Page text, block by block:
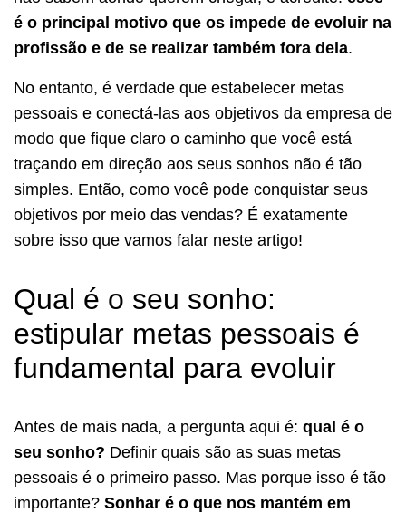
é o principal motivo que os impede de evoluir na
profissão e de se realizar também fora dela.
No entanto, é verdade que estabelecer metas
pessoais e conectá-las aos objetivos da empresa de
modo que fique claro o caminho que você está
traçando em direção aos seus sonhos não é tão
simples. Então, como você pode conquistar seus
objetivos por meio das vendas? É exatamente
sobre isso que vamos falar neste artigo!
Qual é o seu sonho:
estipular metas pessoais é
fundamental para evoluir
Antes de mais nada, a pergunta aqui é: qual é o
seu sonho? Definir quais são as suas metas
pessoais é o primeiro passo. Mas porque isso é tão
importante? Sonhar é o que nos mantém em